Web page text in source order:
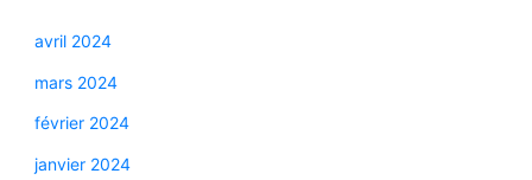
avril 2024
mars 2024
février 2024
janvier 2024